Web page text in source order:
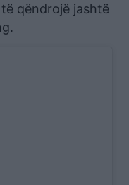
qëndrojë jashtë